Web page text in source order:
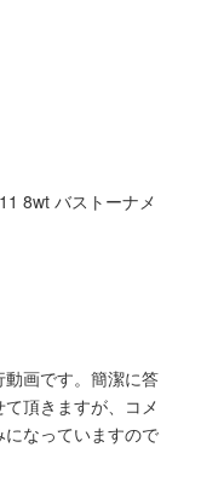
8wt バストーナメ
画です。簡潔に答
頂きますが、コメ
なっていますので